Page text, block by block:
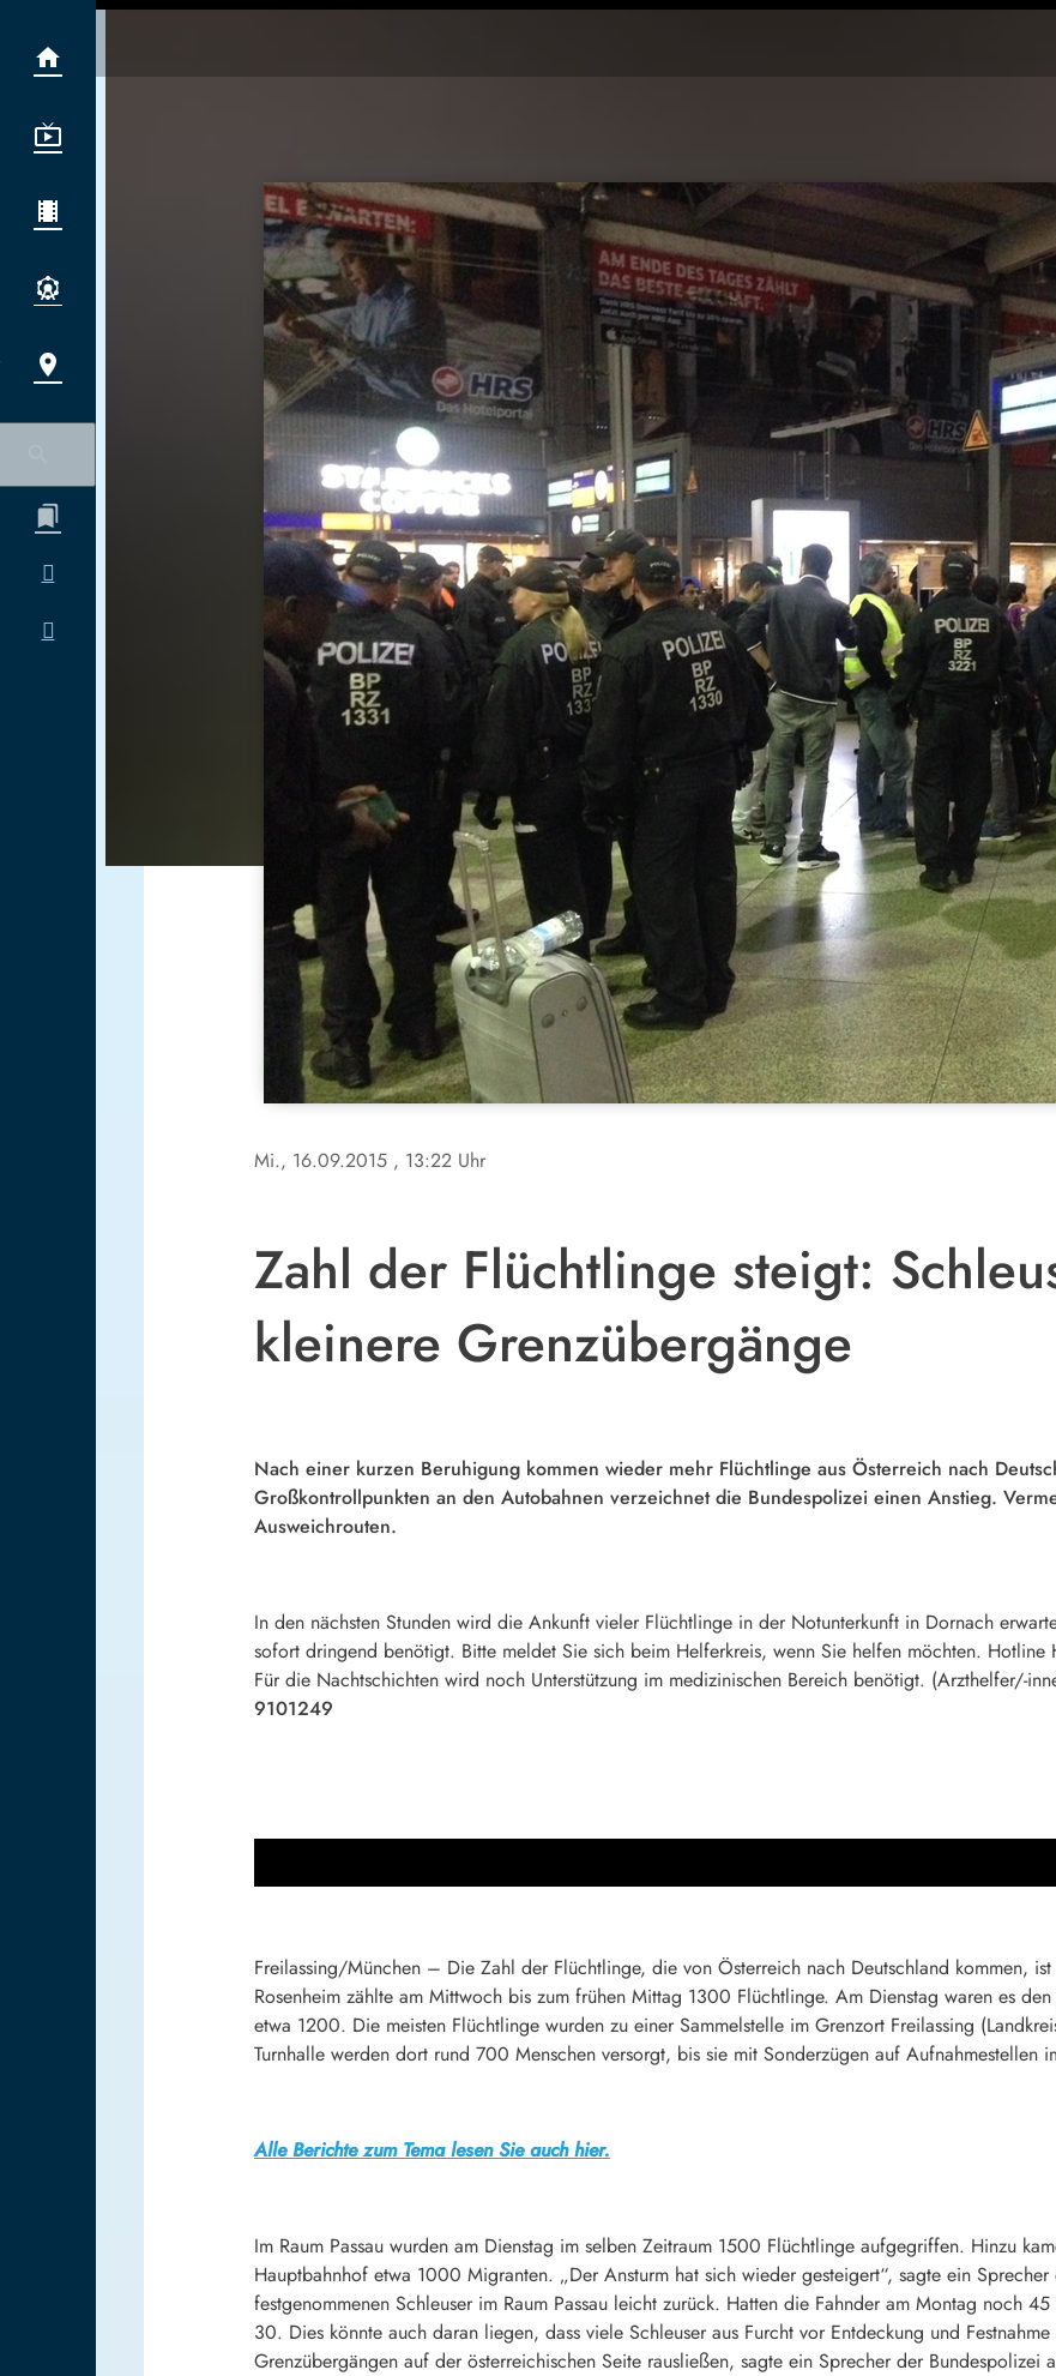
Mi., 16.09.2015 , 13:22 Uhr
Zahl der Flüchtlinge steigt:
kleinere Grenzübergänge
Nach einer kurzen Beruhigung kommen wieder mehr Flüchtlinge aus Österreich nach
Großkontrollpunkten an den Autobahnen verzeichnet die Bundespolizei einen Anstieg.
Ausweichrouten.
In den nächsten Stunden wird die Ankunft vieler Flüchtlinge in der Notunterkunft in Dornach
sofort dringend benötigt. Bitte meldet Sie sich beim Helferkreis, wenn Sie helfen möchten. Hotline
Für die Nachtschichten wird noch Unterstützung im medizinischen Bereich benötigt. (Arzthelfer/-
9101249
Freilassing/München – Die Zahl der Flüchtlinge, die von Österreich nach Deutschland kommen,
Rosenheim zählte am Mittwoch bis zum frühen Mittag 1300 Flüchtlinge. Am Dienstag waren es
etwa 1200. Die meisten Flüchtlinge wurden zu einer Sammelstelle im Grenzort Freilassing
Turnhalle werden dort rund 700 Menschen versorgt, bis sie mit Sonderzügen auf Aufnahmestellen
Alle Berichte zum Tema lesen Sie auch hier.
Im Raum Passau wurden am Dienstag im selben Zeitraum 1500 Flüchtlinge aufgegriffen. Hinzu
Hauptbahnhof etwa 1000 Migranten. „Der Ansturm hat sich wieder gesteigert“, sagte ein
festgenommenen Schleuser im Raum Passau leicht zurück. Hatten die Fahnder am Montag noch
30. Dies könnte auch daran liegen, dass viele Schleuser aus Furcht vor Entdeckung und
Grenzübergängen auf der österreichischen Seite rausließen, sagte ein Sprecher der Bundespolizei